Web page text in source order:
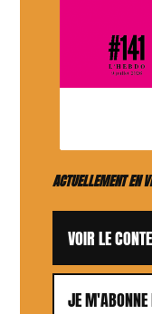
ACTUELLEMENT EN
VOIR LE
JE